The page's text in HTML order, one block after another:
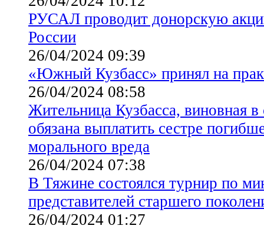
РУСАЛ проводит донорскую
России
26/04/2024 09:39
«Южный Кузбасс» принял на
26/04/2024 08:58
Жительница Кузбасса, виновная
обязана выплатить сестре
морального вреда
26/04/2024 07:38
В Тяжине состоялся турнир по
представителей старшего
26/04/2024 01:27